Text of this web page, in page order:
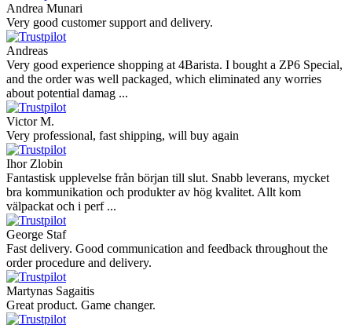
Andrea Munari
Very good customer support and delivery.
Andreas
Very good experience shopping at 4Barista. I bought a ZP6 Special,
and the order was well packaged, which eliminated any worries
about potential damag ...
Victor M.
Very professional, fast shipping, will buy again
Ihor Zlobin
Fantastisk upplevelse från början till slut. Snabb leverans, mycket
bra kommunikation och produkter av hög kvalitet. Allt kom
välpackat och i perf ...
George Staf
Fast delivery. Good communication and feedback throughout the
order procedure and delivery.
Martynas Sagaitis
Great product. Game changer.